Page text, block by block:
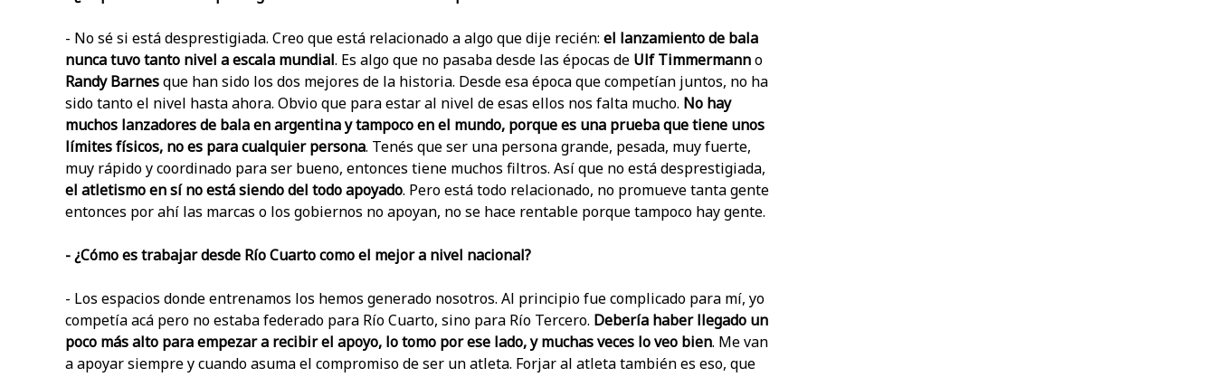
- No sé si está desprestigiada. Creo que está relacionado a algo que dije recién: el lanzamiento de bala
nunca tuvo tanto nivel a escala mundial. Es algo que no pasaba desde las épocas de Ulf Timmermanno
Randy Barnesque han sido los dos mejores de la historia. Desde esa época que competían juntos, no ha
sido tanto el nivel hasta ahora. Obvio que para estar al nivel de esas ellos nos falta mucho. No hay
muchos lanzadores de bala en argentina y tampoco en el mundo, porque es una prueba que tiene unos
límites físicos, no es para cualquier persona. Tenés que ser una persona grande, pesada, muy fuerte,
muy rápido y coordinado para ser bueno, entonces tiene muchos filtros. Así que no está desprestigiada,
el atletismo en sí no está siendo del todo apoyado. Pero está todo relacionado, no promueve tanta gente
entonces por ahí las marcas o los gobiernos no apoyan, no se hace rentable porque tampoco hay gente.
- ¿Cómo es trabajar desde Río Cuarto como el mejor a nivel nacional?
- Los espacios donde entrenamos los hemos generado nosotros. Al principio fue complicado para mí, yo
competía acá pero no estaba federado para Río Cuarto, sino para Río Tercero. Debería haber llegado un
poco más alto para empezar a recibir el apoyo, lo tomo por ese lado, y muchas veces lo veo bien. Me van
a apoyar siempre y cuando asuma el compromiso de ser un atleta. Forjar al atleta también es eso, que